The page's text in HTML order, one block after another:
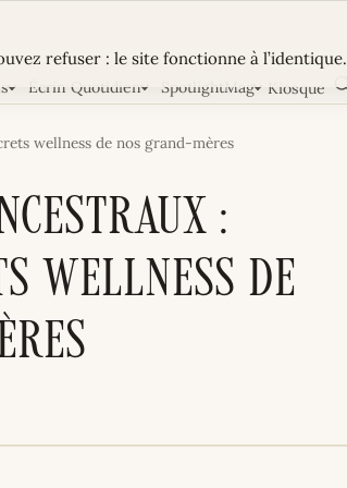
Écrin Quotidien SpotlightMag Kiosque
wellness de nos grand-mères
:
wellness de
refuser : le site fonctionne à l’identique.